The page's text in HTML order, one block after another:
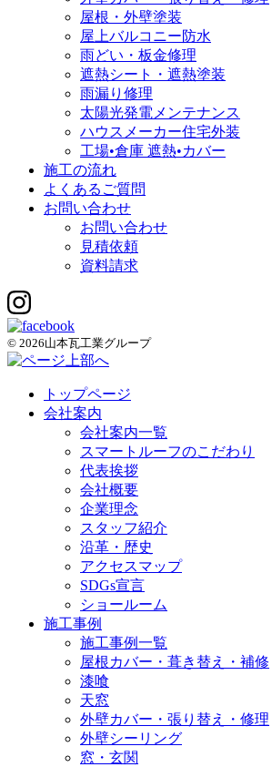
屋根・外壁塗装
屋上バルコニー防水
雨どい・板金修理
遮熱シート・遮熱塗装
雨漏り修理
太陽光発電メンテナンス
ハウスメーカー住宅外装
工場•倉庫 遮熱•カバー
施工の流れ
よくあるご質問
お問い合わせ
お問い合わせ
見積依頼
資料請求
© 2026山本瓦工業グループ
トップページ
会社案内
会社案内一覧
スマートルーフのこだわり
代表挨拶
会社概要
企業理念
スタッフ紹介
沿革・歴史
アクセスマップ
SDGs宣言
ショールーム
施工事例
施工事例一覧
屋根カバー・葺き替え・補修
漆喰
天窓
外壁カバー・張り替え・修理
外壁シーリング
窓・玄関